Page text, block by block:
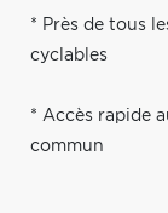
* Près de tous
cyclables
* Accès rapide
commun